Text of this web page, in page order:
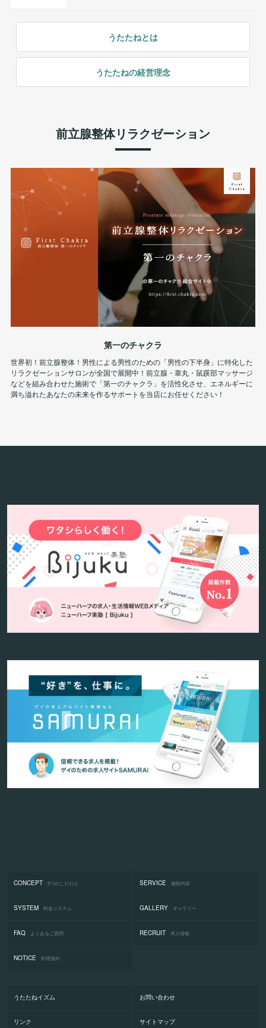
うたたねとは
うたたねの経営理念
前立腺整体リラクゼーション
第一のチャクラ
世界初！前立腺整体！男性による男性のための「男性の下半身」に特化した
リラクゼーションサロンが全国で展開中！前立腺・睾丸・鼠蹊部マッサージ
などを組み合わせた施術で「第一のチャクラ」を活性化させ、エネルギーに
満ち溢れたあなたの未来を作るサポートを当店にお任せください！
CONCEPT 5つのこだわり SERVICE 施術内容
SYSTEM 料金システム GALLERY ギャラリー
FAQ よくあるご質問 RECRUIT 求人情報
NOTICE 利用規約
うたたねイズム お問い合わせ
リンク サイトマップ